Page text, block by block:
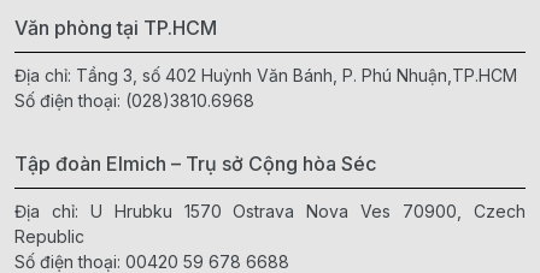
Văn phòng tại TP.HCM
Địa chỉ: Tầng 3, số 402 Huỳnh Văn Bánh, P. Phú Nhuận,TP.HCM
Số điện thoại: (028)3810.6968
Tập đoàn Elmich – Trụ sở Cộng hòa Séc
Địa chỉ: U Hrubku 1570 Ostrava Nova Ves 70900, Czech
Republic
Số điện thoại: 00420 59 678 6688